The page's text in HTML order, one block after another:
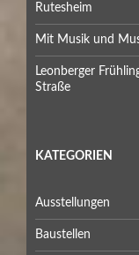
Rutesheim
Mit Musik und
Leonberger
Straße
KATEGORIEN
Ausstellungen
Baustellen